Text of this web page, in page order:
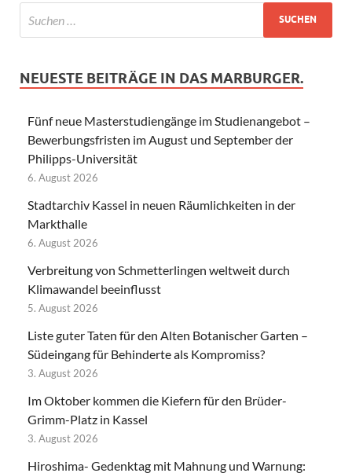
NEUESTE BEITRÄGE IN DAS MARBURGER.
Fünf neue Masterstudiengänge im Studienangebot –
Bewerbungsfristen im August und September der
Philipps-Universität
6. August 2026
Stadtarchiv Kassel in neuen Räumlichkeiten in der
Markthalle
6. August 2026
Verbreitung von Schmetterlingen weltweit durch
Klimawandel beeinflusst
5. August 2026
Liste guter Taten für den Alten Botanischer Garten –
Südeingang für Behinderte als Kompromiss?
3. August 2026
Im Oktober kommen die Kiefern für den Brüder-
Grimm-Platz in Kassel
3. August 2026
Hiroshima- Gedenktag mit Mahnung und Warnung: